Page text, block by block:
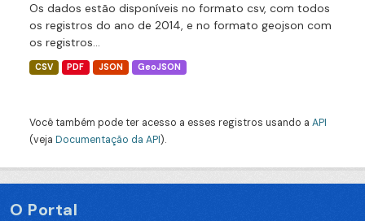
Os dados estão disponíveis no formato csv, com todos
os registros do ano de 2014, e no formato geojson com
os registros...
CSV PDF JSON GeoJSON
Você também pode ter acesso a esses registros usando a API
(veja Documentação da API).
O Portal